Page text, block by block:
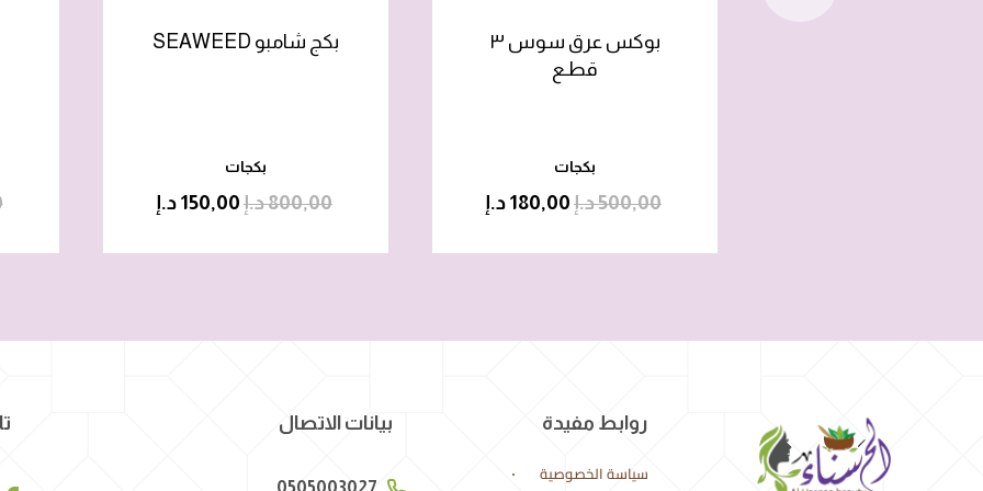
بوكس عرق سوس ٣
قطـع
بكجات
500,00د.إ 180,00 د.إ
بكج شامبو SEAWEED
بكجات
800,00د.إ 150,00 د.إ
روابط مفيدة
سياسة الخصوصية
بيانات الاتصال
0505003027